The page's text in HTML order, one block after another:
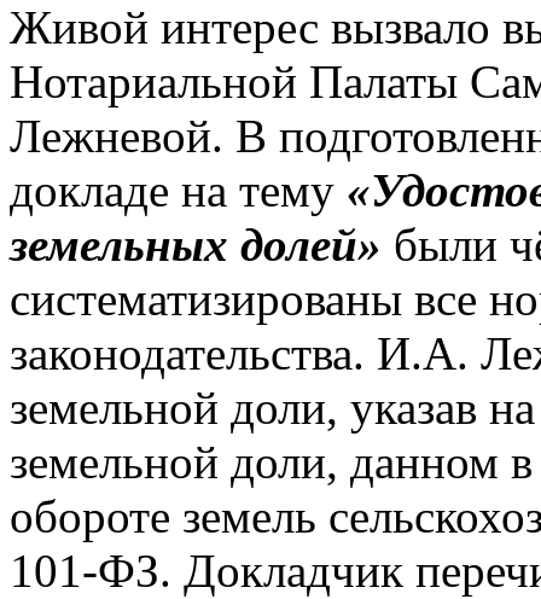
Живой интерес вызвало
Нотариальной Палаты
Лежневой. В
докладе на тему
земельных долей» были
систематизированы все
законодательства. И.А.
земельной доли, указав
земельной доли, данном
обороте земель
101-ФЗ. Докладчик